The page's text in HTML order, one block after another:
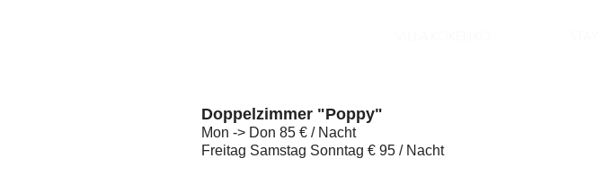
Doppelzimmer "Poppy"
Mon -> Don 85 € / Nacht
Freitag Samstag Sonntag € 95 / Nacht